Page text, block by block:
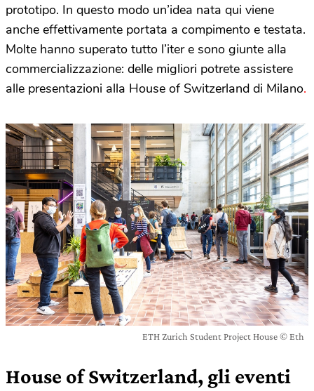
prototipo. In questo modo un’idea nata qui viene
anche effettivamente portata a compimento e testata.
Molte hanno superato tutto l’iter e sono giunte alla
commercializzazione: delle migliori potrete assistere
alle presentazioni alla House of Switzerland di Milano.
ETH Zurich Student Project House © Eth
House of Switzerland, gli eventi